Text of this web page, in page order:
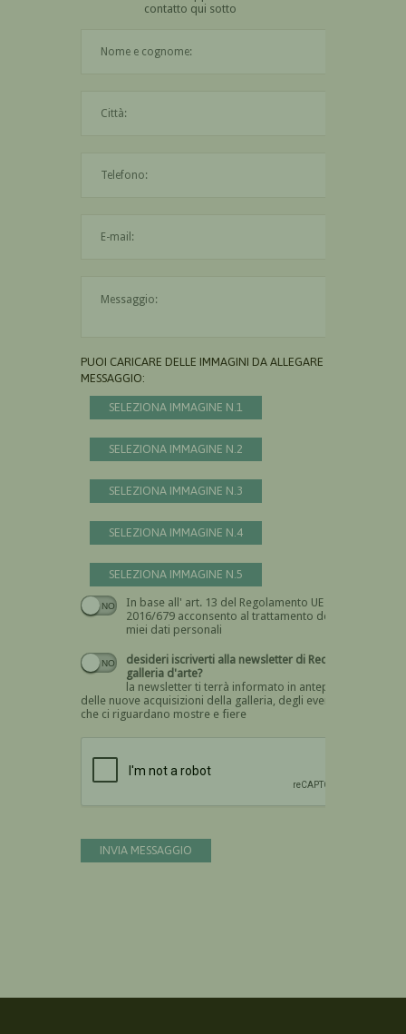
contatto qui sotto
PUOI CARICARE DELLE IMMAGINI DA ALLEGARE AL
MESSAGGIO:
SELEZIONA IMMAGINE N.1
SELEZIONA IMMAGINE N.2
SELEZIONA IMMAGINE N.3
SELEZIONA IMMAGINE N.4
SELEZIONA IMMAGINE N.5
In base all' art. 13 del Regolamento UE n.
2016/679 acconsento al trattamento dei
miei dati personali
Devi dare il consenso
desideri iscriverti alla newsletter di Recta
galleria d'arte?
la newsletter ti terrà informato in anteprima
delle nuove acquisizioni della galleria, degli eventi
che ci riguardano mostre e fiere
INVIA MESSAGGIO